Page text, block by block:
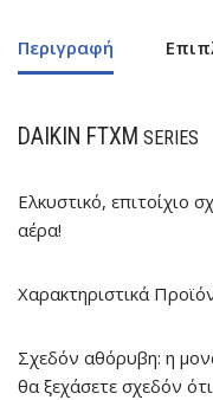
Περιγραφή
DAIKIN FTXM SERIES
Ελκυστικό, επιτοίχιο
αέρα!
Χαρακτηριστικά
Σχεδόν αθόρυβη: η
θα ξεχάσετε σχεδόν